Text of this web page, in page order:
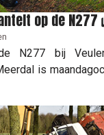
op de N277
N277 bij
is